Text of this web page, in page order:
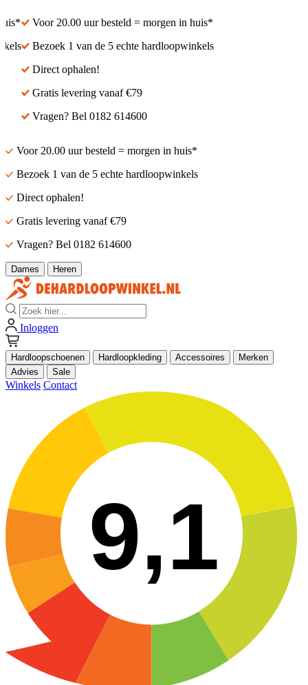
Voor 20.00 uur besteld = morgen in huis*
Bezoek 1 van de 5 echte hardloopwinkels
Direct ophalen!
Gratis levering vanaf €79
Vragen? Bel 0182 614600
Voor 20.00 uur besteld = morgen in huis*
Bezoek 1 van de 5 echte hardloopwinkels
Direct ophalen!
Gratis levering vanaf €79
Vragen? Bel 0182 614600
Dames Heren
Zoek
Inloggen
Hardloopschoenen Hardloopkleding Accessoires
Merken
Advies
Sale
Winkels Contact
9,1